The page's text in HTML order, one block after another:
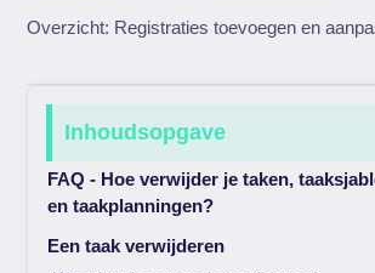
Overzicht: Registraties toevoegen en
Inhoudsopgave
FAQ - Hoe verwijder je taken,
en taakplanningen?
Een taak verwijderen